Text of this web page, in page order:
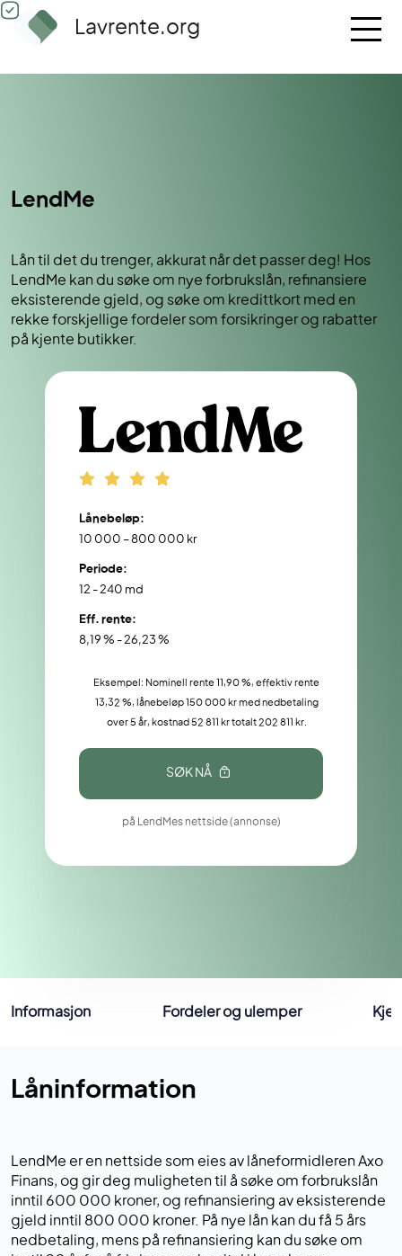
Lavrente.org
LendMe
Lån til det du trenger, akkurat når det passer deg! Hos
LendMe kan du søke om nye forbrukslån, refinansiere
eksisterende gjeld, og søke om kredittkort med en
rekke forskjellige fordeler som forsikringer og rabatter
på kjente butikker.
Lånebeløp:
10 000 – 800 000 kr
Periode:
12 - 240 md
Eff. rente:
8,19 % - 26,23 %
Eksempel: Nominell rente 11,90 %, effektiv rente
13,32 %, lånebeløp 150 000 kr med nedbetaling
over 5 år, kostnad 52 811 kr totalt 202 811 kr.
SØK NÅ
på LendMes nettside (annonse)
Informasjon Fordeler og ulemper
Låninformation
LendMe er en nettside som eies av låneformidleren Axo
Finans, og gir deg muligheten til å søke om forbrukslån
inntil 600 000 kroner, og refinansiering av eksisterende
gjeld inntil 800 000 kroner. På nye lån kan du få 5 års
nedbetaling, mens på refinansiering kan du søke om